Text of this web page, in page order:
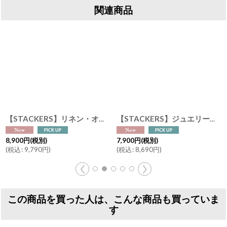
関連商品
[76453]
【STACKERS】リネン・オートミール マルチフック ジュエリースタンド Linen/Oatmeal Mulit Hook Jewellery Standスタッカーズ ロンドンUK
8,900円(税別)
(税込: 9,790円)
【STACKERS】ジュエリーロール Jewellery Roll リネン・オートミール Linen/Oatmeal スタッカーズ ロンドン UK ジュエリーケース
7,900円(税別)
(税込: 8,690円)
この商品を買った人は、こんな商品も買っていま
す